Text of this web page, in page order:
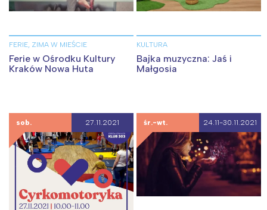
FERIE, ZIMA W MIEŚCIE
Ferie w Ośrodku Kultury
Kraków Nowa Huta
KULTURA
Bajka muzyczna: Jaś i
Małgosia
sob. 27.11.2021 śr.-wt. 24.11-30.11.2021